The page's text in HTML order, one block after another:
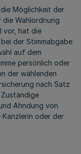
Möglichkeit der
die Wahlordnung
vor, hat die
der Stimmabgabe
auf dem
persönlich oder
der wählenden
nach Satz
Ahndung von
oder der